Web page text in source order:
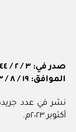
صدر في: ٣ / ٢ / ١٤٤٤هـ
الموافق: ١٩ / ٨ / ٢٠٢٣م
أكتوبر ٢٠٢٣م.